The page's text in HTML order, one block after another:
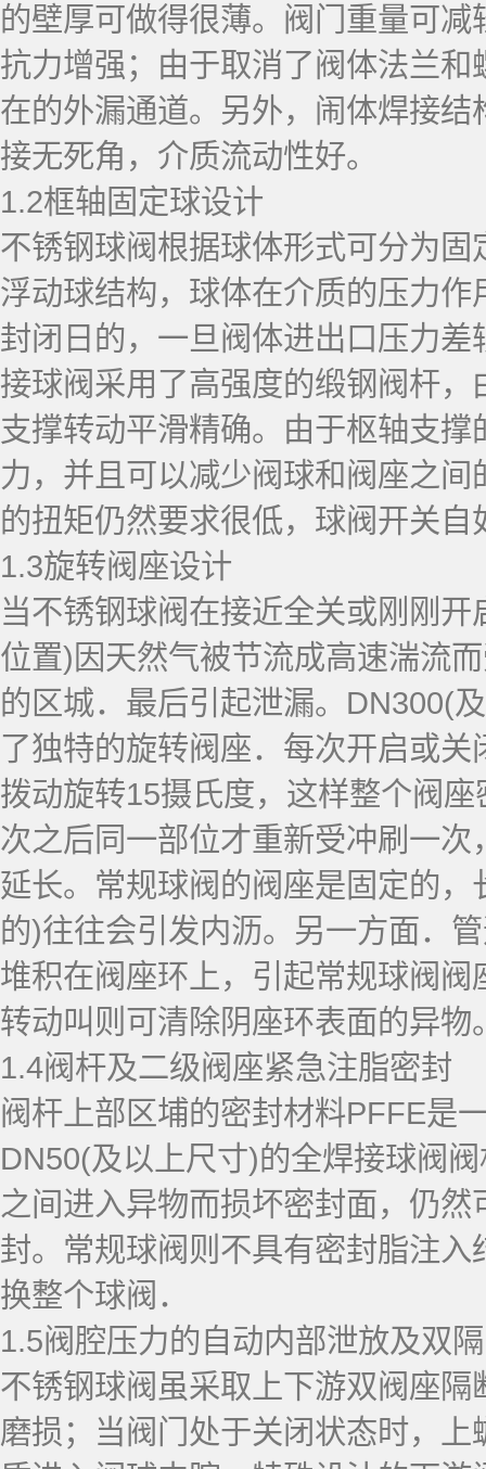
的壁厚可做得很薄。阀门重量可
抗力增强；由于取消了阀体法兰
在的外漏通道。另外，闹体焊接
接无死角，介质流动性好。
1.2框轴固定球设计
不锈钢球阀根据球体形式可分为
浮动球结构，球体在介质的压力
封闭日的，一旦阀体进出口压力
接球阀采用了高强度的缎钢阀杆
支撑转动平滑精确。由于枢轴支
力，并且可以减少阀球和阀座之
的扭矩仍然要求很低，球阀开关自
1.3旋转阀座设计
当不锈钢球阀在接近全关或刚刚
位置)因天然气被节流成高速湍流
的区城．最后引起泄漏。DN300(
了独特的旋转阀座．每次开启或
拨动旋转15摄氏度，这样整个阀
次之后同一部位才重新受冲刷一
延长。常规球阀的阀座是固定的
的)往往会引发内沥。另一方面．
堆积在阀座环上，引起常规球阀
转动叫则可清除阴座环表面的异物
1.4阀杆及二级阀座紧急注脂密封
阀杆上部区埔的密封材料PFFE是
DN50(及以上尺寸)的全焊接球阀
之间进入异物而损坏密封面，仍
封。常规球阀则不具有密封脂注
换整个球阀．
1.5阀腔压力的自动内部泄放及双
不锈钢球阀虽采取上下游双阀座
磨损；当阀门处于关闭状态时，